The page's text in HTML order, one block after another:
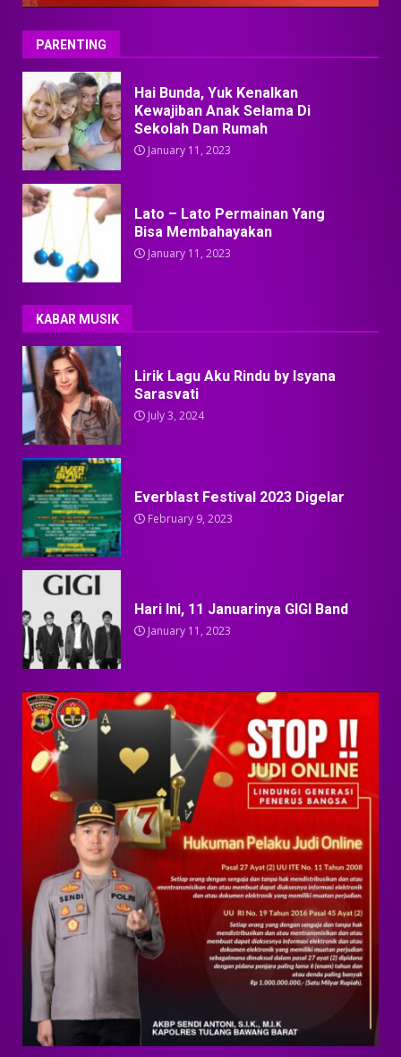
PARENTING
Hai Bunda, Yuk Kenalkan
Kewajiban Anak Selama Di
Sekolah Dan Rumah
January 11, 2023
Lato – Lato Permainan Yang
Bisa Membahayakan
January 11, 2023
KABAR MUSIK
Lirik Lagu Aku Rindu by Isyana
Sarasvati
July 3, 2024
Everblast Festival 2023 Digelar
February 9, 2023
Hari Ini, 11 Januarinya GIGI Band
January 11, 2023